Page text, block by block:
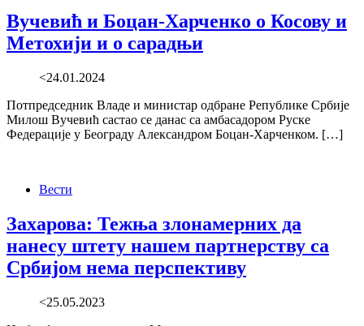
Вучевић и Боцан-Харченко о Косову и
Метохији и о сарадњи
<24.01.2024
Потпредседник Владе и министар одбране Републике Србије
Милош Вучевић састао се данас са амбасадором Руске
Федерације у Београду Александром Боцан-Харченком. […]
Вести
Захарова: Тежња злонамерних да
нанесу штету нашем партнерству са
Србијом нема перспективу
<25.05.2023